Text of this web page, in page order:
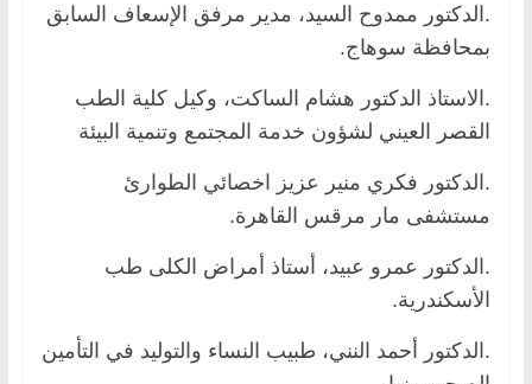
.الدكتور ممدوح السيد، مدير مرفق الإسعاف السابق
بمحافظة سوهاج.
.الاستاذ الدكتور هشام الساكت، وكيل كلية الطب
القصر العيني لشؤون خدمة المجتمع وتنمية البيئة
.الدكتور فكري منير عزيز اخصائي الطوارئ
مستشفى مار مرقس القاهرة.
.الدكتور عمرو عبيد، أستاذ أمراض الكلى طب
الأسكندرية.
.الدكتور أحمد النني، طبيب النساء والتوليد في التأمين